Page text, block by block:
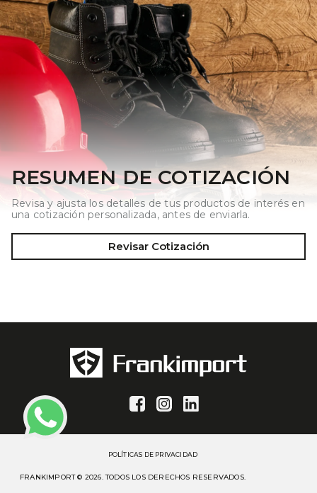
RESUMEN DE COTIZACIÓN
Revisa y ajusta los detalles de tus productos de interés en
una cotización personalizada, antes de enviarla.
Revisar Cotización
FRANKIMPORT © 2026. TODOS LOS DERECHOS RESERVADOS.
POLÍTICAS DE PRIVACIDAD